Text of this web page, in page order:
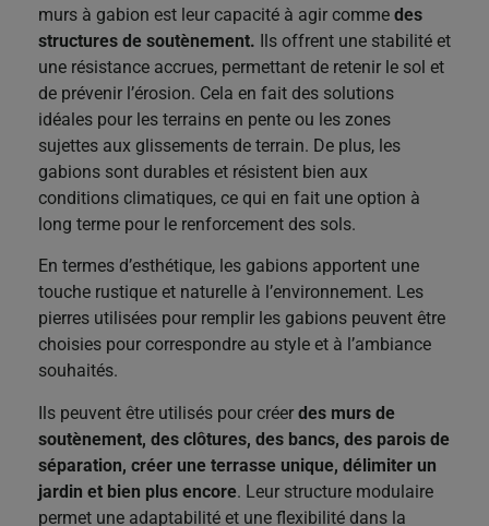
murs à gabion est leur capacité à agir comme des
structures de soutènement. Ils offrent une stabilité et
une résistance accrues, permettant de retenir le sol et
de prévenir l’érosion. Cela en fait des solutions
idéales pour les terrains en pente ou les zones
sujettes aux glissements de terrain. De plus, les
gabions sont durables et résistent bien aux
conditions climatiques, ce qui en fait une option à
long terme pour le renforcement des sols.
En termes d’esthétique, les gabions apportent une
touche rustique et naturelle à l’environnement. Les
pierres utilisées pour remplir les gabions peuvent être
choisies pour correspondre au style et à l’ambiance
souhaités.
Ils peuvent être utilisés pour créer des murs de
soutènement, des clôtures, des bancs, des parois de
séparation, créer une terrasse unique, délimiter un
jardin et bien plus encore. Leur structure modulaire
permet une adaptabilité et une flexibilité dans la